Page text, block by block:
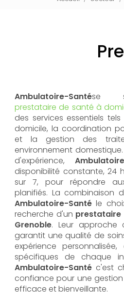
Ambulatoire-Santése
prestataire de santé à
des services essentiels
domicile, la coordination
et la gestion des
environnement
d'expérience,
disponibilité constante, 24
sur 7, pour répondre
planifiés. La combinaison
Ambulatoire-Santé le
recherche d'un prestataire
Grenoble. Leur approche
garantit une qualité de
expérience
spécifiques de chaque
Ambulatoire-Santé c'est
confiance pour une
efficace et bienveillante.